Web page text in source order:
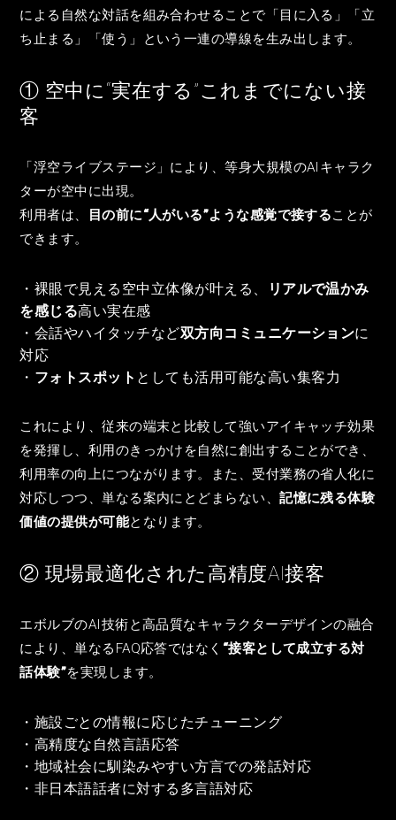
による自然な対話を組み合わせることで「目に入る」「立
ち止まる」「使う」という一連の導線を生み出します。
① 空中に“実在する”これまでにない接
客
「浮空ライブステージ」により、等身大規模のAIキャラク
ターが空中に出現。
利用者は、
目の前に“人がいる”ような感覚で接することが
できます。
・裸眼で見える空中立体像が叶える、
リアルで温かみ
を感じる高い実在感
・会話やハイタッチなど双方向コミュニケーションに
対応
・ フォトスポット としても活用可能な高い集客力
これにより、従来の端末と比較して強いアイキャッチ効果
を発揮し、利用のきっかけを自然に創出することができ、
利用率の向上につながります。また、受付業務の省人化に
対応しつつ、単なる案内にとどまらない、記憶に残る体験
価値の提供が可能となります。
② 現場最適化された高精度AI接客
エボルブのAI技術と高品質なキャラクターデザインの融合
により、単なるFAQ応答ではなく “接客として成立する対
話体験”を実現します。
・施設ごとの情報に応じたチューニング
・高精度な自然言語応答
・地域社会に馴染みやすい方言での発話対応
・非日本語話者に対する多言語対応